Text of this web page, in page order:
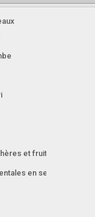
et fruitières en serre
en serre